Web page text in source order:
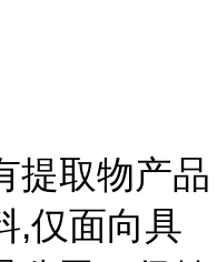
提取物产品
,仅面向具